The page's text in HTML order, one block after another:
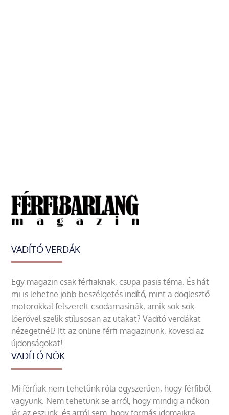
VADÍTÓ VERDÁK
Egy magazin csak férfiaknak, csupa pasis téma. És hát
mi is lehetne jobb beszélgetés indító, mint a döglesztő
motorokkal felszerelt csodamasinák, amik sok-sok
lóerővel szelik stílusosan az utakat? Vadító verdákat
nézegetnél? Itt az online férfi magazinunk, kövesd az
újdonságokat!
VADÍTÓ NŐK
Mi férfiak nem tehetünk róla egyszerűen, hogy férfiből
vagyunk. Nem tehetünk se arról, hogy mindig a nőkön